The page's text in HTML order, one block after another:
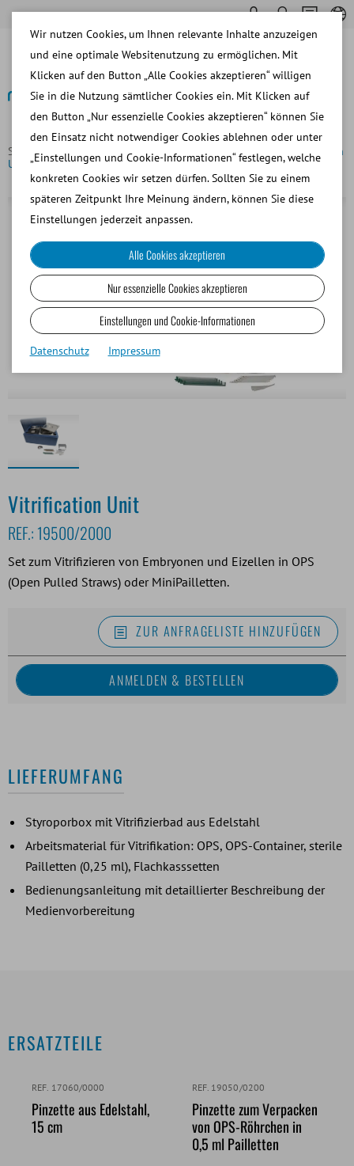
Startseite Embryotransfer und OPU/IVP
Vitrification
Unit
Zurück
Vitrification Unit
REF.: 19500/2000
Set zum Vitrifizieren von Embryonen und Eizellen in OPS
(Open Pulled Straws) oder MiniPailletten.
ZUR ANFRAGELISTE HINZUFÜGEN
LIEFERUMFANG
Styroporbox mit Vitrifizierbad aus Edelstahl
Arbeitsmaterial für Vitrifikation: OPS, OPS-Container, sterile
Pailletten (0,25 ml), Flachkasssetten
Bedienungsanleitung mit detaillierter Beschreibung der
Medienvorbereitung
ERSATZTEILE
REF. 17060/0000
Pinzette aus Edelstahl,
15 cm
REF. 19050/0200
Pinzette zum Verpacken
von OPS-Röhrchen in
0,5 ml Pailletten
Wir nutzen Cookies, um Ihnen relevante Inhalte anzuzeigen
und eine optimale Websitenutzung zu ermöglichen. Mit
Klicken auf den Button „Alle Cookies akzeptieren“ willigen
Sie in die Nutzung sämtlicher Cookies ein. Mit Klicken auf
den Button „Nur essenzielle Cookies akzeptieren“ können Sie
den Einsatz nicht notwendiger Cookies ablehnen oder unter
„Einstellungen und Cookie-Informationen“ festlegen, welche
konkreten Cookies wir setzen dürfen. Sollten Sie zu einem
späteren Zeitpunkt Ihre Meinung ändern, können Sie diese
Einstellungen jederzeit anpassen.
Alle Cookies akzeptieren
Nur essenzielle Cookies akzeptieren
Einstellungen und Cookie-Informationen
Datenschutz Impressum